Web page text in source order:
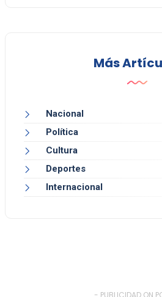
Más
Nacional
Política
Cultura
Deportes
Internacional